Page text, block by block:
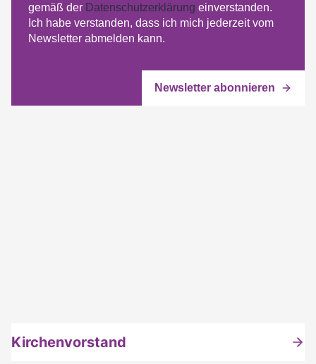
gemäß der Datenschutzerklärung einverstanden.
Ich habe verstanden, dass ich mich jederzeit vom
Newsletter abmelden kann.
Kirchenvorstand